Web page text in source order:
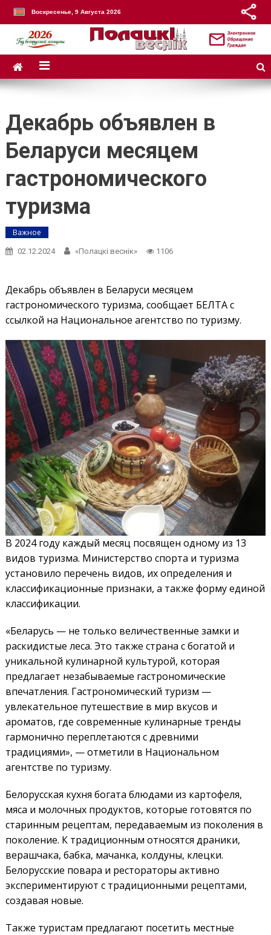
Воскресенье, 9 Августа 2026
Декабрь объявлен в
Беларуси месяцем
гастрономического
туризма
Важное
02.12.2024 «Полацкі веснік» 1106
Декабрь объявлен в Беларуси месяцем
гастрономического туризма, сообщает БЕЛТА с
ссылкой на Национальное агентство по туризму.
В 2024 году каждый месяц посвящен одному из 13
видов туризма. Министерство спорта и туризма
установило перечень видов, их определения и
классификационные признаки, а также форму единой
классификации.
«Беларусь — не только величественные замки и
раскидистые леса. Это также страна с богатой и
уникальной кулинарной культурой, которая
предлагает незабываемые гастрономические
впечатления. Гастрономический туризм —
увлекательное путешествие в мир вкусов и
ароматов, где современные кулинарные тренды
гармонично переплетаются с древними
традициями», — отметили в Национальном
агентстве по туризму.
Белорусская кухня богата блюдами из картофеля,
мяса и молочных продуктов, которые готовятся по
старинным рецептам, передаваемым из поколения в
поколение. К традиционным относятся драники,
верашчака, бабка, мачанка, колдуны, клецки.
Белорусские повара и рестораторы активно
экспериментируют с традиционными рецептами,
создавая новые.
Также туристам предлагают посетить местные